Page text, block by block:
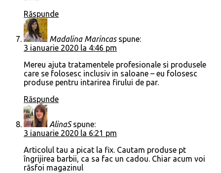
Răspunde
Madalina Marincas spune:
3 ianuarie 2020 la 4:46 pm
Mereu ajuta tratamentele profesionale si produsele
care se folosesc inclusiv in saloane – eu folosesc
produse pentru intarirea firului de par.
Răspunde
AlinaS spune:
3 ianuarie 2020 la 6:21 pm
Articolul tau a picat la fix. Cautam produse pt
îngrijirea barbii, ca sa fac un cadou. Chiar acum voi
răsfoi magazinul